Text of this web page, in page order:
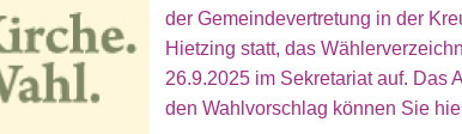
der Gemeindevertretung in der
Hietzing statt, das
26.9.2025 im Sekretariat auf. Das
den Wahlvorschlag können Sie